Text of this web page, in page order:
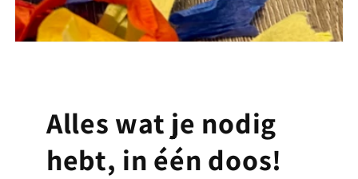
Alles wat je nodig
hebt, in één doos!